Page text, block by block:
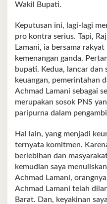
Wakil Bupati.
Keputusan ini, lagi-lagi
pro kontra serius. Tapi,
Lamani, ia bersama
kemenangan ganda.
bupati. Kedua, lancar dan
keuangan, pemerintahan
Achmad Lamani sebagai
merupakan sosok PNS
paripurna dalam
Hal lain, yang menjadi
ternyata komitmen.
berlebihan dan
kemudian saya
Achmad Lamani,
Achmad Lamani telah
Barat. Dan, keyakinan